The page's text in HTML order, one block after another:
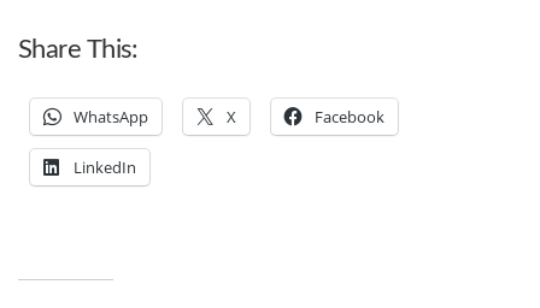
Share This:
WhatsApp X Facebook
LinkedIn